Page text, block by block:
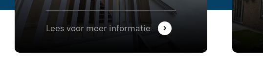
Lees voor meer informatie